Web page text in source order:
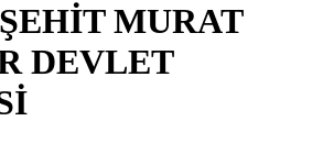
MURAT
DEVLET